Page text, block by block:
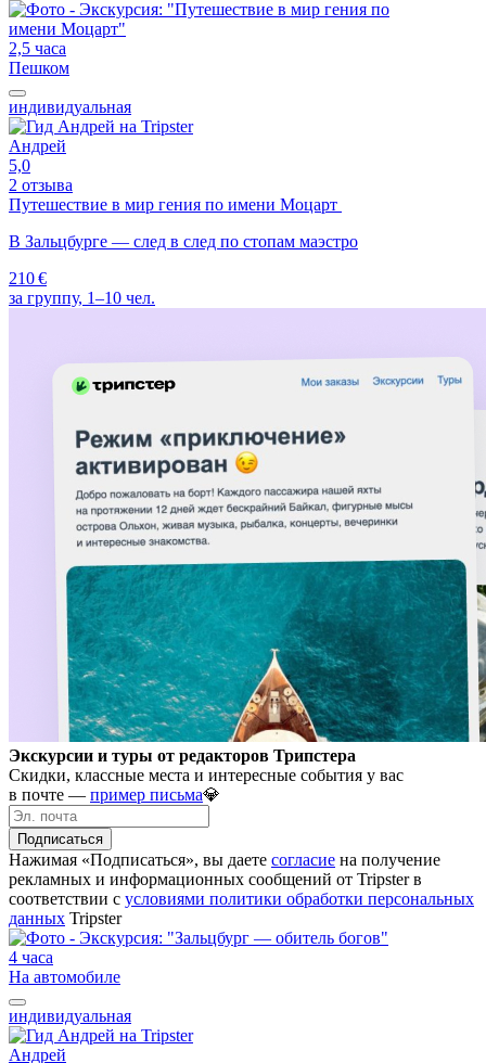
2,5 часа
Пешком
индивидуальная
Андрей
5,0
2 отзыва
Путешествие в мир гения по имени Моцарт
В Зальцбурге — след в след по стопам маэстро
210 €
за группу, 1–10 чел.
Экскурсии и туры от редакторов Трипстера
Скидки, классные места и интересные события у вас
в почте — пример письма💎
Подписаться
Нажимая «Подписаться», вы даете согласие на получение
рекламных и информационных сообщений от Tripster в
соответствии c условиями политики обработки персональных
данных Tripster
4 часа
На автомобиле
индивидуальная
Андрей